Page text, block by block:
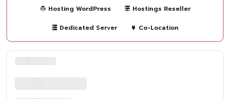
Hosting WordPress Hostings Reseller
Dedicated Server Co-Location